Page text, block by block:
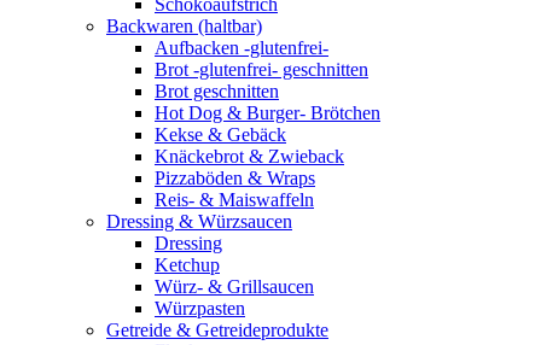
Schokoaufstrich
Backwaren (haltbar)
Aufbacken -glutenfrei-
Brot -glutenfrei- geschnitten
Brot geschnitten
Hot Dog & Burger- Brötchen
Kekse & Gebäck
Knäckebrot & Zwieback
Pizzaböden & Wraps
Reis- & Maiswaffeln
Dressing & Würzsaucen
Dressing
Ketchup
Würz- & Grillsaucen
Würzpasten
Getreide & Getreideprodukte